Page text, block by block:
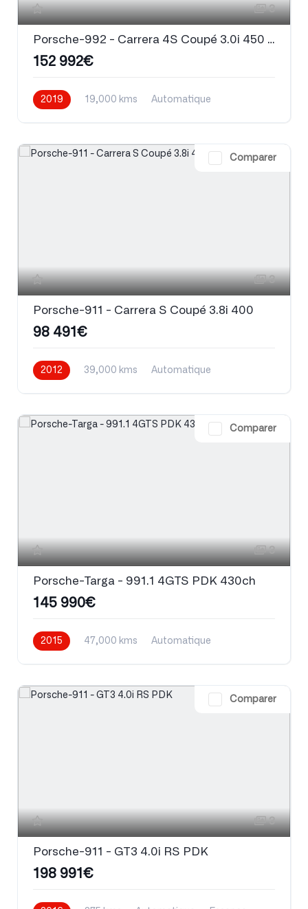
3
Porsche-992 - Carrera 4S Coupé 3.0i 450 PDK
152 992€
2019 19,000 kms
Automatique
Comparer
3
Porsche-911 - Carrera S Coupé 3.8i 400
98 491€
2012 39,000 kms
Automatique
Comparer
3
Porsche-Targa - 991.1 4GTS PDK 430ch
145 990€
2015 47,000 kms
Automatique
Comparer
3
Porsche-911 - GT3 4.0i RS PDK
198 991€